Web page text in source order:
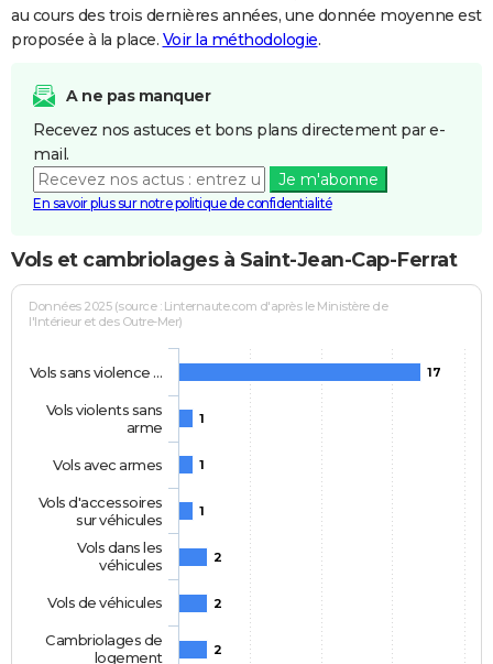
au cours des trois dernières années, une donnée moyenne est
proposée à la place. Voir la méthodologie.
A ne pas manquer
Recevez nos astuces et bons plans directement par e-
mail.
Je m'abonne
En savoir plus sur notre politique de confidentialité
Vols et cambriolages à Saint-Jean-Cap-Ferrat
Données 2025 (source : Linternaute.com d'après le Ministère de
l'Intérieur et des Outre-Mer)
17
1
1
1
2
2
2
Vols sans violence …
Vols violents sans
arme
Vols avec armes
Vols d'accessoires
sur véhicules
Vols dans les
véhicules
Vols de véhicules
Cambriolages de
logement